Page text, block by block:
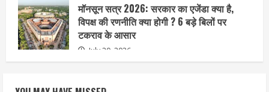
मॉनसून सत्र 2026: सरकार का एजेंडा क्या है,
विपक्ष की रणनीति क्या होगी ? 6 बड़े बिलों पर
टकराव के आसार
July 20, 2026